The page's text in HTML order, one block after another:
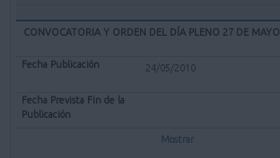
CONVOCATORIA Y ORDEN DEL DÍA PLENO 27 DE MAYO
24/05/2010
Mostrar